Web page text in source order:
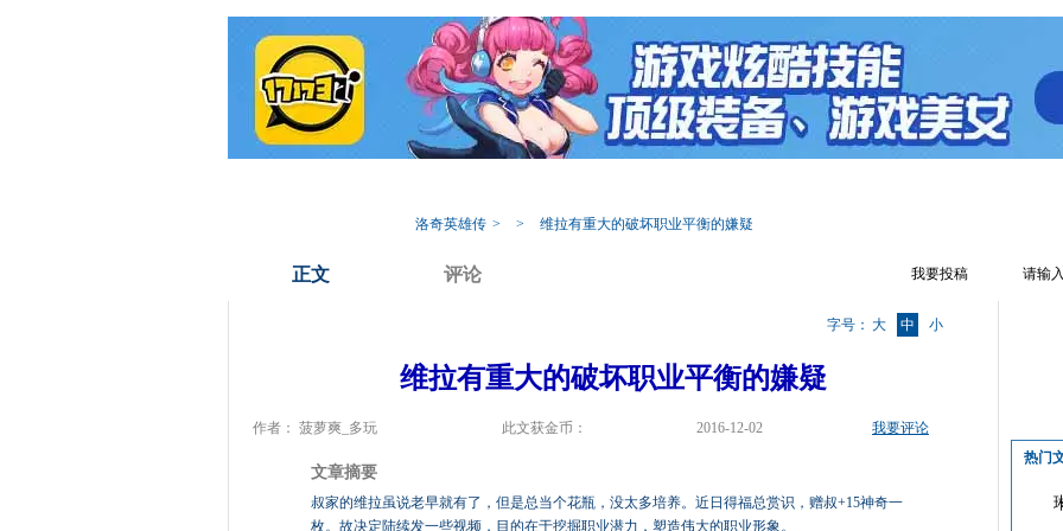
洛奇英雄传 > > 维拉有重大的破坏职业平衡的嫌疑
正文 评论 我要投稿
字号： 大 中 小
维拉有重大的破坏职业平衡的嫌疑
作者： 菠萝爽_多玩 此文获金币： 2016-12-02 我要评论
文章摘要
叔家的维拉虽说老早就有了，但是总当个花瓶，没太多培养。近日得福总赏识，赠叔+15神奇一
枚。故决定陆续发一些视频，目的在于挖掘职业潜力，塑造伟大的职业形象。
热门